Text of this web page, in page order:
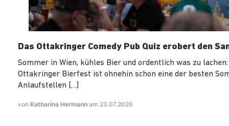
Das Ottakringer Comedy Pub Quiz erobert den
Sommer in Wien, kühles Bier und ordentlich was zu lachen:
Ottakringer Bierfest ist ohnehin schon eine der besten
Anlaufstellen […]
von Katharina Hermann am 23.07.2026